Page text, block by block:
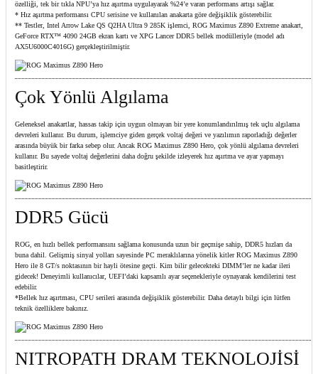
özelliği, tek bir tıkla NPU’ya hız aşırtma uygulayarak %24’e varan performans artışı sağlar.
* Hız aşırtma performansı CPU serisine ve kullanılan anakarta göre değişiklik gösterebilir.
** Testler, Intel Arrow Lake QS Q2HA Ultra 9 285K işlemci, ROG Maximus Z890 Extreme anakart,
GeForce RTX™ 4090 24GB ekran kartı ve XPG Lancer DDR5 bellek modülleriyle (model adı
AX5U6000C4016G) gerçekleştirilmiştir.
Çok Yönlü Algılama
Geleneksel anakartlar, hassas takip için uygun olmayan bir yere konumlandırılmış tek uçlu algılama
devreleri kullanır. Bu durum, işlemciye giden gerçek voltaj değeri ve yazılımın raporladığı değerler
arasında büyük bir farka sebep olur. Ancak ROG Maximus Z890 Hero, çok yönlü algılama devreleri
kullanır. Bu sayede voltaj değerlerini daha doğru şekilde izleyerek hız aşırtma ve ayar yapmayı
basitleştirir.
DDR5 Gücü
ROG, en hızlı bellek performansını sağlama konusunda uzun bir geçmişe sahip, DDR5 hızları da
buna dahil. Gelişmiş sinyal yolları sayesinde PC meraklılarına yönelik kitler ROG Maximus Z890
Hero ile 8 GT/s noktasının bir hayli ötesine geçti. Kim bilir gelecekteki DIMM’ler ne kadar ileri
gidecek! Deneyimli kullanıcılar, UEFI’daki kapsamlı ayar seçenekleriyle oynayarak kendilerini test
edebilir.
*Bellek hız aşırtması, CPU serileri arasında değişiklik gösterebilir. Daha detaylı bilgi için lütfen
teknik özelliklere bakınız.
NITROPATH DRAM TEKNOLOJİSİ